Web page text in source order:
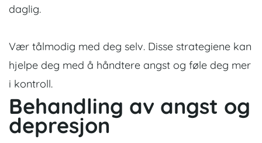
daglig.
Vær tålmodig med deg selv. Disse strategiene kan
hjelpe deg med å håndtere angst og føle deg mer
i kontroll.
Behandling av angst og
depresjon